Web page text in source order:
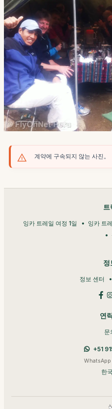
계약에 구속되지 않는 사진。
트
잉카 트레일 여정 1일 잉카 트
정
정보 센터
연
문
+51
WhatsApp
한